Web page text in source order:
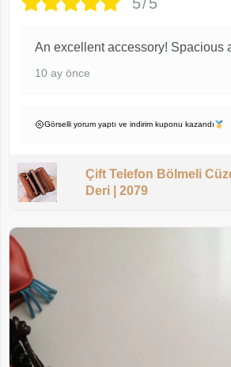
An excellent accessory! Spacious
10 ay önce
Görselli yorum yaptı ve indirim kuponu kazandı
Çift Telefon Bölmeli
Deri | 2079